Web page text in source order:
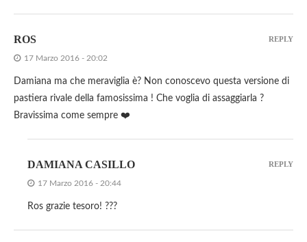
ROS
17 Marzo 2016 - 20:02
Damiana ma che meraviglia è? Non conoscevo questa versione di
pastiera rivale della famosissima ! Che voglia di assaggiarla ?
Bravissima come sempre ❤️
REPLY
DAMIANA CASILLO
17 Marzo 2016 - 20:44
Ros grazie tesoro! ???
REPLY